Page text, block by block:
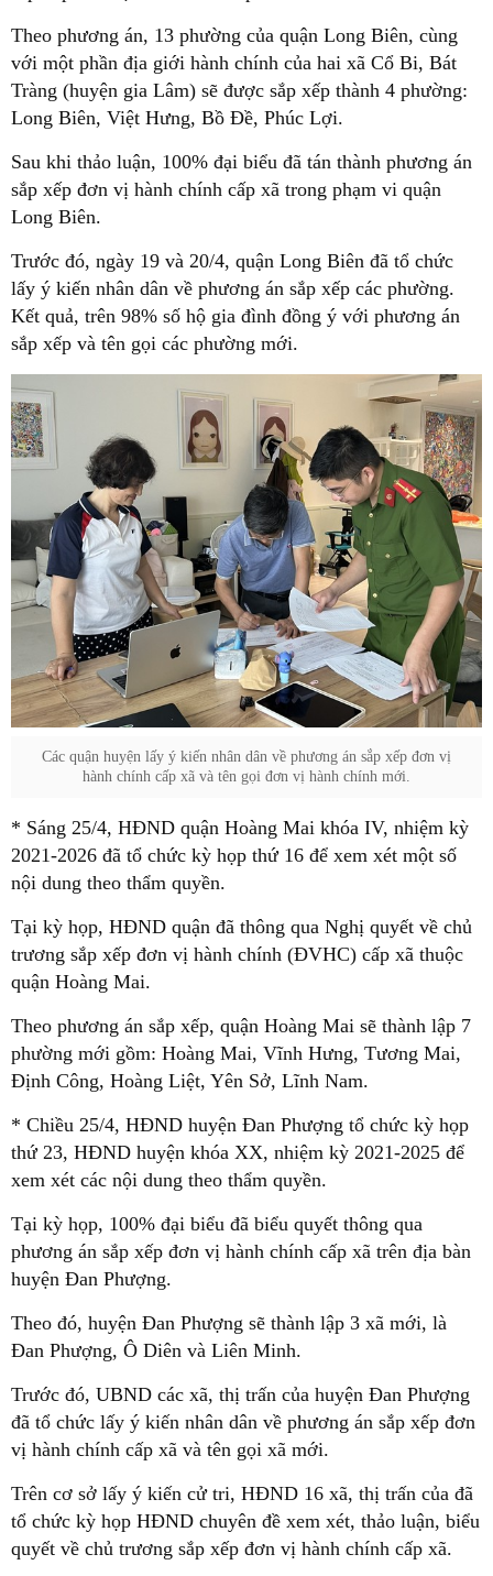
Theo phương án, 13 phường của quận Long Biên, cùng
với một phần địa giới hành chính của hai xã Cổ Bi, Bát
Tràng (huyện gia Lâm) sẽ được sắp xếp thành 4 phường:
Long Biên, Việt Hưng, Bồ Đề, Phúc Lợi.
Sau khi thảo luận, 100% đại biểu đã tán thành phương án
sắp xếp đơn vị hành chính cấp xã trong phạm vi quận
Long Biên.
Trước đó, ngày 19 và 20/4, quận Long Biên đã tổ chức
lấy ý kiến nhân dân về phương án sắp xếp các phường.
Kết quả, trên 98% số hộ gia đình đồng ý với phương án
sắp xếp và tên gọi các phường mới.
Các quận huyện lấy ý kiến nhân dân về phương án sắp xếp đơn vị
hành chính cấp xã và tên gọi đơn vị hành chính mới.
* Sáng 25/4, HĐND quận Hoàng Mai khóa IV, nhiệm kỳ
2021-2026 đã tổ chức kỳ họp thứ 16 để xem xét một số
nội dung theo thẩm quyền.
Tại kỳ họp, HĐND quận đã thông qua Nghị quyết về chủ
trương sắp xếp đơn vị hành chính (ĐVHC) cấp xã thuộc
quận Hoàng Mai.
Theo phương án sắp xếp, quận Hoàng Mai sẽ thành lập 7
phường mới gồm: Hoàng Mai, Vĩnh Hưng, Tương Mai,
Định Công, Hoàng Liệt, Yên Sở, Lĩnh Nam.
* Chiều 25/4, HĐND huyện Đan Phượng tổ chức kỳ họp
thứ 23, HĐND huyện khóa XX, nhiệm kỳ 2021-2025 để
xem xét các nội dung theo thẩm quyền.
Tại kỳ họp, 100% đại biểu đã biểu quyết thông qua
phương án sắp xếp đơn vị hành chính cấp xã trên địa bàn
huyện Đan Phượng.
Theo đó, huyện Đan Phượng sẽ thành lập 3 xã mới, là
Đan Phượng, Ô Diên và Liên Minh.
Trước đó, UBND các xã, thị trấn của huyện Đan Phượng
đã tổ chức lấy ý kiến nhân dân về phương án sắp xếp đơn
vị hành chính cấp xã và tên gọi xã mới.
Trên cơ sở lấy ý kiến cử tri, HĐND 16 xã, thị trấn của đã
tổ chức kỳ họp HĐND chuyên đề xem xét, thảo luận, biểu
quyết về chủ trương sắp xếp đơn vị hành chính cấp xã.